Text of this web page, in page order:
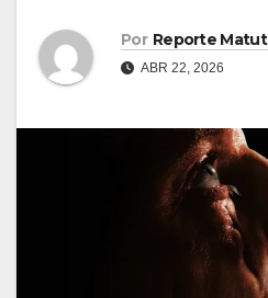
Por Reporte
ABR 22, 2026